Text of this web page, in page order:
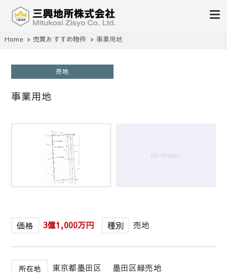
三興地所株式会社
不動産の売買、賃貸、仲介、管理
Home 売買おすすめ物件 事業用地
売地
事業用地
1/
価格 3億1,000万円 種別 売地
所在地 東京都墨田区 墨田区緑売地